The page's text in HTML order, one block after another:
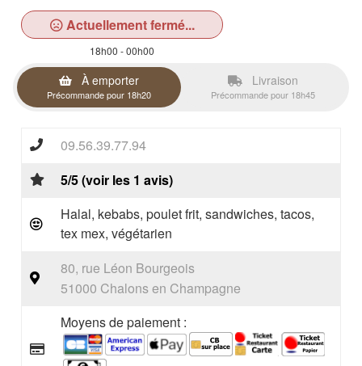
Actuellement fermé...
18h00 - 00h00
À emporter
Précommande pour 18h20
Livraison
Précommande pour 18h45
09.56.39.77.94
5/5 (voir les 1 avis)
Halal, kebabs, poulet frit, sandwiches, tacos,
tex mex, végétarien
80, rue Léon Bourgeois
51000 Chalons en Champagne
Moyens de paiement :